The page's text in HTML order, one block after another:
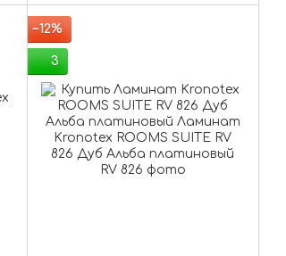
−12%
3